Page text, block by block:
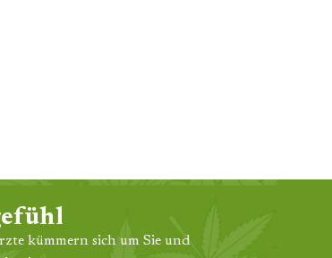
kümmern sich um Sie und